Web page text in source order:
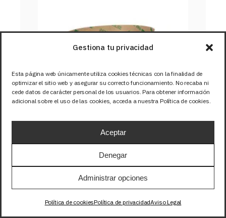
Gestiona tu privacidad
Esta página web únicamente utiliza cookies técnicas con la finalidad de
optimizar el sitio web y asegurar su correcto funcionamiento. No recaba ni
cede datos de carácter personal de los usuarios. Para obtener información
adicional sobre el uso de las cookies, acceda a nuestra Política de cookies.
Aceptar
Denegar
Administrar opciones
Política de cookiesPolítica de privacidadAviso Legal
TIRA 24V BASIC 15W/m
120LED/m SMD2835 IP67
BLANCO CALIDO 3000K 1m